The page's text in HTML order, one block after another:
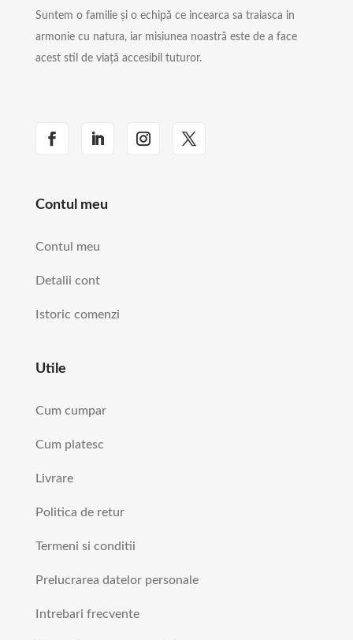
Suntem o familie și o echipă ce incearca sa traiasca in
armonie cu natura, iar misiunea noastră este de a face
acest stil de viață accesibil tuturor.
Contul meu
Contul meu
Detalii cont
Istoric comenzi
Utile
Cum cumpar
Cum platesc
Livrare
Politica de retur
Termeni si conditii
Prelucrarea datelor personale
Intrebari frecvente